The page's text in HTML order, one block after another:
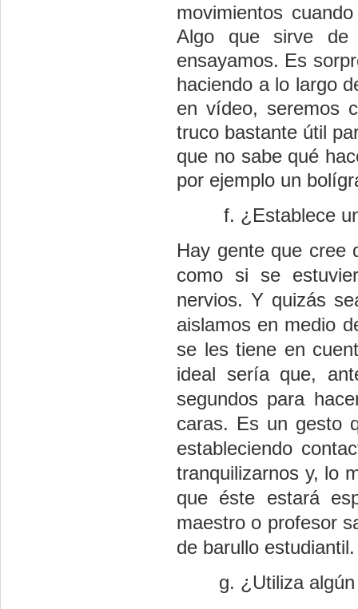
movimientos
Algo que sirve de
ensayamos. Es
haciendo a lo largo
en vídeo, seremos
truco bastante útil
que no sabe qué
por ejemplo un
¿Establece
Hay gente que cree
como si se
nervios. Y quizás
aislamos en medio
se les tiene en
ideal sería que,
segundos para
caras. Es un gesto
estableciendo
tranquilizarnos y, lo
que éste estará
maestro o profesor
de barullo estudiantil.
¿Utiliza